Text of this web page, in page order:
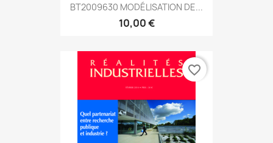
BT2009630 MODÉLISATION DE...
10,00 €
favorite_border